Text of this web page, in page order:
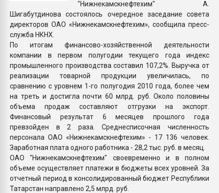
"Нижнекамскнефтехим" А.
Шигабутдинова состоялось очередное заседание совета
директоров ОАО «Нижнекамскнефтехим», сообщила пресс-
служба НКНХ.
По итогам финансово-хозяйственной деятельности
компании в первом полугодии текущего года индекс
промышленного производства составил 107,2%. Выручка от
реализации товарной продукции увеличилась, по
сравнению с уровнем 1-го полугодия 2010 года, более чем
на треть и достигла почти 60 млрд. руб. Около половины
объема продаж составляют отгрузки на экспорт.
Финансовый результат 6 месяцев прошлого года
превзойден в 2 раза. Среднесписочная численность
персонала ОАО «Нижнекамскнефтехим» - 17 136 человек.
Заработная плата одного работника - 28,2 тыс. руб. в месяц.
ОАО "Нижнекамскнефтехим" своевременно и в полном
объеме осуществляет платежи в бюджеты всех уровней. За
отчетный период в консолидированный бюджет Республики
Татарстан направлено 2,5 млрд. руб.